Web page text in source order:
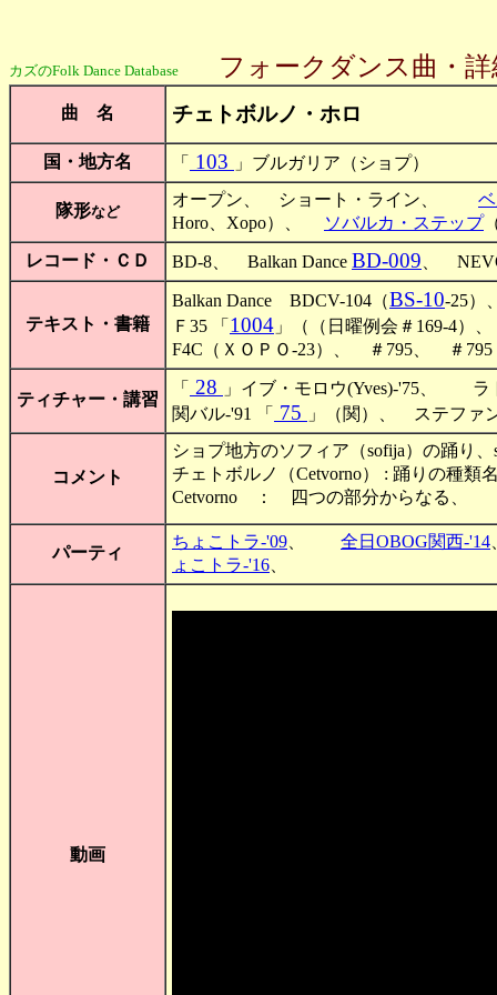
カズのFolk Dance Database フォークダンス曲・詳
曲 名 チェトボルノ・ホロ
国・地方名 「 103 」ブルガリア（ショプ）
隊形など
オープン、 ショート・ライン、
Horo、Xopo）、
ソバルカ・ステップ
レコード・ＣＤ
BD-8、 Balkan Dance BD-009 、
テキスト・書籍
Balkan Dance BDCV-104（BS-10-25）
Ｆ35 「 1004 」（（日曜例会＃169-4）、
F4C（ＸＯＰＯ-23）、 ＃795、 ＃
ティチャー・講習
「 28
」イブ・モロウ(Yves)-'75
関バル-'91 「
75 」（関）、 ステファ
コメント
ショプ地方のソフィア（sofija）の踊り
チェトボルノ（Cetvorno） : 踊りの種類
Cetvorno ： 四つの部分からなる、
パーティ
ちょこトラ-'09 全日OBOG関西-'14
ょこトラ-'16
動画